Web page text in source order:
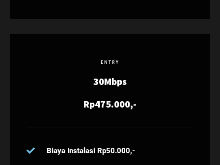
ENTRY
30Mbps
Rp475.000,-
Biaya Instalasi Rp50.000,-